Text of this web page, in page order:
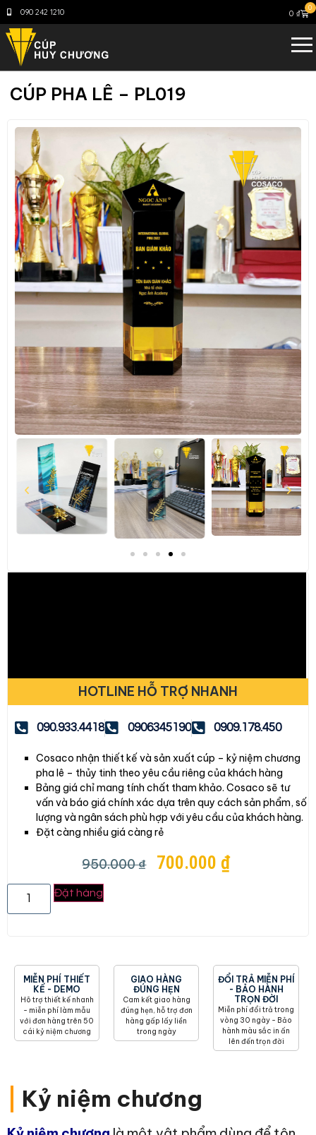
090 242 1210 0 ₫
0
CÚP PHA LÊ – PL019
HOTLINE HỖ TRỢ NHANH
090.933.4418 0906345190 0909.178.450
Cosaco nhận thiết kế và sản xuất cúp – kỷ niệm chương
pha lê – thủy tinh theo yêu cầu riêng của khách hàng
Bảng giá chỉ mang tính chất tham khảo. Cosaco sẽ tư
vấn và báo giá chính xác dựa trên quy cách sản phẩm, số
lượng và ngân sách phù hợp với yêu cầu của khách hàng.
Đặt càng nhiều giá càng rẻ
950.000₫ 700.000 ₫
Đặt hàng
MIỄN PHÍ THIẾT
KẾ - DEMO
Hõ trợ thiết kế nhanh
- miễn phí làm mẫu
với đơn hàng trên 50
cái kỷ niệm chương
GIAO HÀNG
ĐÚNG HẸN
Cam kết giao hàng
đúng hẹn, hỗ trợ đơn
hàng gấp lấy liền
trong ngày
ĐỔI TRẢ MIỄN PHÍ
- BẢO HÀNH
TRỌN ĐỜI
Miễn phí đổi trả trong
vòng 30 ngày - Bảo
hành màu sắc in ấn
lên đến trọn đời
Kỷ niệm chương